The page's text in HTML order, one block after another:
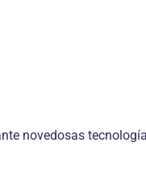
novedosas